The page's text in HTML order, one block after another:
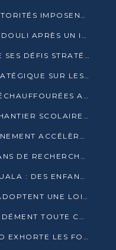
PRIX DU GAZ BUTANE : LES AUTORITÉS IMPOSENT LE RESPECT DES PRIX RÉGLEMENTÉS
POOL : LA VIE REPREND À MINDOULI APRÈS UN INCIDENT ARMÉ SUR LA RN1
LE PORT AUTONOME PRÉPARE SES DÉFIS STRATÉGIQUES DE 2026
L’ARPCE LANCE LE DÉBAT STRATÉGIQUE SUR LES DONNÉES, L’IA ET LA FINANCE NUMÉRIQUE AU CONGO
POOL : TENSIONS APRÈS DES ÉCHAUFFOURÉES ARMÉES ENTRE DGSP ET EX-MILICIENS NINJA
ANGOLA-LIBRE : QUAND UN CHANTIER SCOLAIRE DEVIENT LE MIROIR D’UN CONGO EN MOUVEMENT
PROJET MOSALA : LE GOUVERNEMENT ACCÉLÈRE L’INSERTION DES JEUNES EN 2026
FORCA ECOSYSTEM, QUATRE ANS DE RECHERCHE DE TERRAIN AVANT UN LANCEMENT OFFICIEL EN 2026
TRAFIC HUMAIN DANS LA LIKOUALA : DES ENFANTS AUTOCHTONES RÉDUITS AU TRAVAIL FORCÉ
BUDGET 2026 : LES DÉPUTÉS ADOPTENT UNE LOI DES FINANCES DE PLUS DE 2500 MILLIARDS FCFA
ARNAQUE EN LIGNE : LA LCDE DÉMENT TOUTE CAMPAGNE DE RECRUTEMENT
VŒUX 2026 : SASSOU-NGUESSO EXHORTE LES FORCES VIVES À RENFORCER L’UNITÉ